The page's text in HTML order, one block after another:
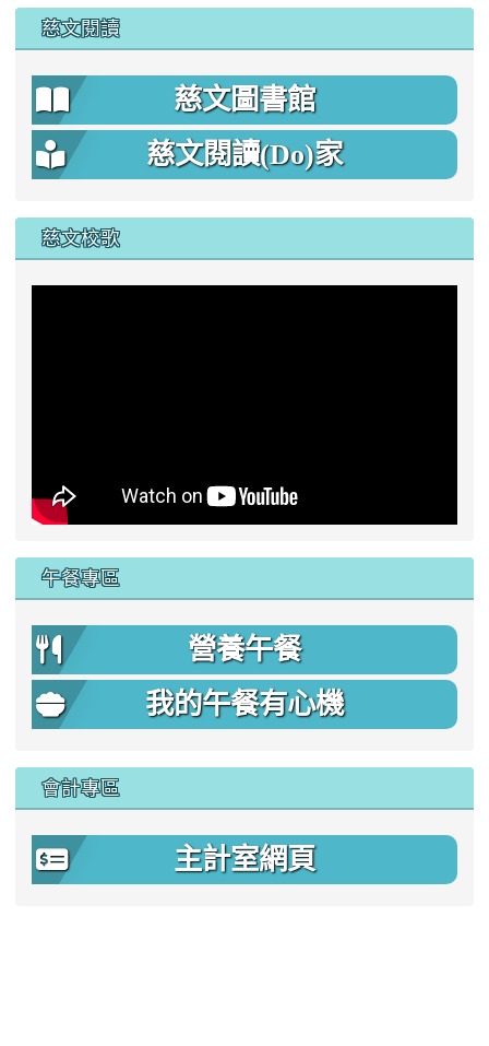
慈文閱讀
慈文圖書館
慈文閱讀(Do)家
慈文校歌
午餐專區
營養午餐
我的午餐有心機
會計專區
主計室網頁